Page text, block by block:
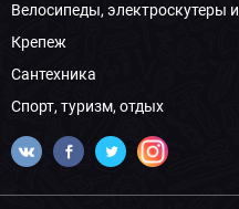
Велосипеды, электроскутеры
Крепеж
Сантехника
Спорт, туризм, отдых